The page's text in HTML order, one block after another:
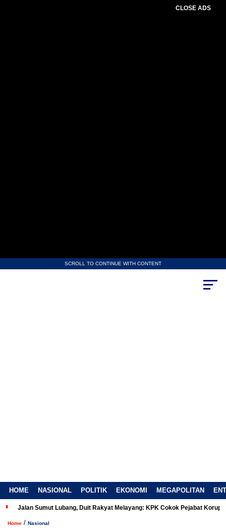
CLOSE ADS
SCROLL TO CONTINUE WITH CONTENT
HOME NASIONAL POLITIK EKONOMI MEGAPOLITAN
Jalan Sumut Lubang, Duit Rakyat Melayang: KPK Cokok Pejabat Korup
Home / Nasional